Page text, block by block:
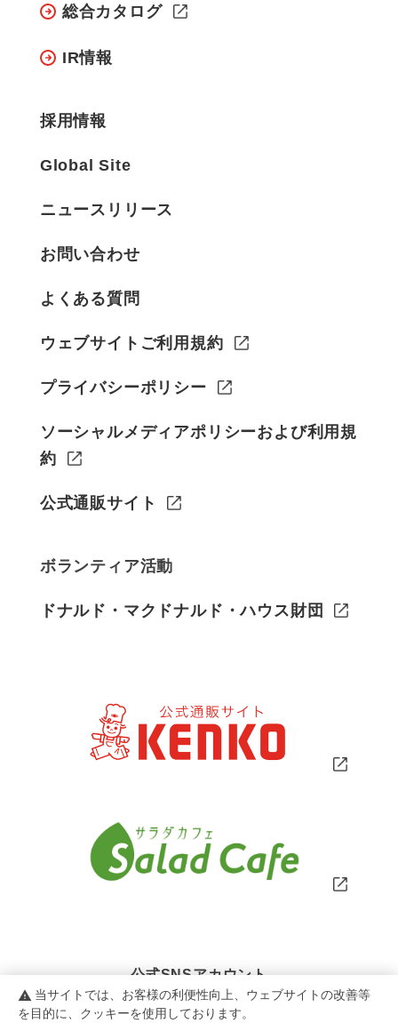
総合カタログ
IR情報
採用情報
Global Site
ニュースリリース
お問い合わせ
よくある質問
ウェブサイトご利用規約
プライバシーポリシー
ソーシャルメディアポリシーおよび利用規
約
公式通販サイト
ボランティア活動
ドナルド・マクドナルド・ハウス財団
公式SNSアカウント
warning 当サイトでは、お客様の利便性向上、ウェブサイトの改善等
を目的に、クッキーを使用しております。